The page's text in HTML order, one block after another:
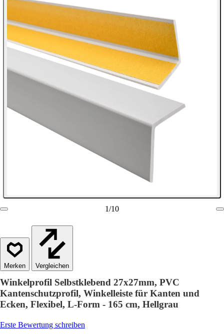
1/10
Vergleichen
Winkelprofil Selbstklebend 27x27mm, PVC
Kantenschutzprofil, Winkelleiste für Kanten und
Ecken, Flexibel, L-Form - 165 cm, Hellgrau
Erste Bewertung schreiben